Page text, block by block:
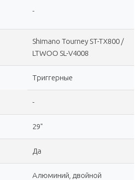
-
Shimano Tourney ST-TX800 /
LTWOO SL-V4008
Триггерные
-
29"
Да
Алюминий, двойной